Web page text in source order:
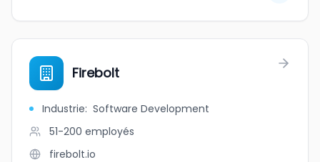
Firebolt
Industrie: Software Development
51-200 employés
firebolt.io